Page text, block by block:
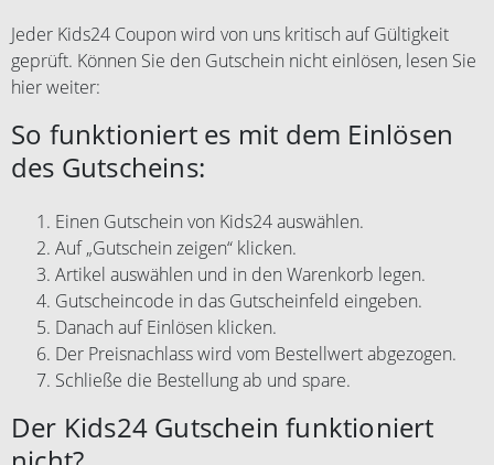
Jeder Kids24 Coupon wird von uns kritisch auf Gültigkeit
geprüft. Können Sie den Gutschein nicht einlösen, lesen Sie
hier weiter:
So funktioniert es mit dem Einlösen
des Gutscheins:
Einen Gutschein von Kids24 auswählen.
Auf „Gutschein zeigen“ klicken.
Artikel auswählen und in den Warenkorb legen.
Gutscheincode in das Gutscheinfeld eingeben.
Danach auf Einlösen klicken.
Der Preisnachlass wird vom Bestellwert abgezogen.
Schließe die Bestellung ab und spare.
Der Kids24 Gutschein funktioniert